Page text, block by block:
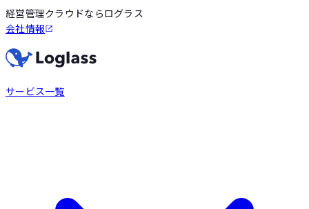
経営管理クラウドならログラス
会社情報
サービス一覧